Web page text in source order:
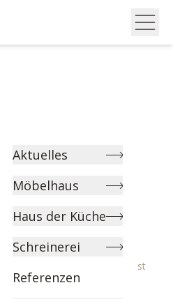
Aktuelles
Möbelhaus
Haus der Küche
Schreinerei
Referenzen
+ Aspen
können individuell angepasst
Sie uns gerne an!